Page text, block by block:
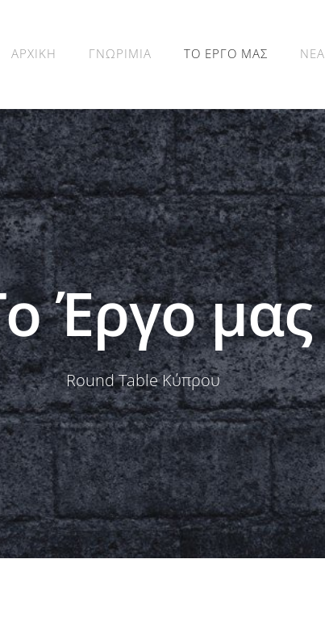
ΑΡΧΙΚΗ ΓΝΩΡΙΜΙΑ ΤΟ ΕΡΓΟ ΜΑΣ ΝΕΑ
Έργο μας
Round Table Κύπρου